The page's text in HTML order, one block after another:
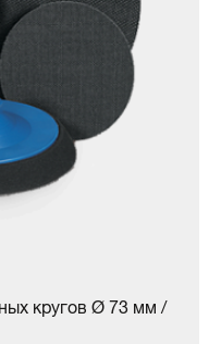
кругов Ø 73 мм /